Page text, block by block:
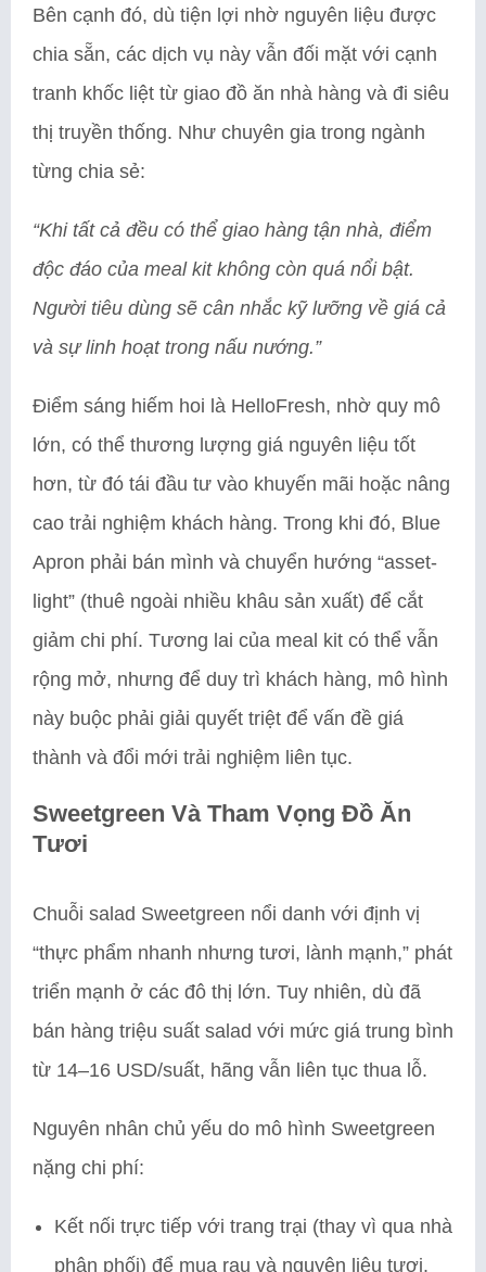
Bên cạnh đó, dù tiện lợi nhờ nguyên liệu được
chia sẵn, các dịch vụ này vẫn đối mặt với cạnh
tranh khốc liệt từ giao đồ ăn nhà hàng và đi siêu
thị truyền thống. Như chuyên gia trong ngành
từng chia sẻ:
“Khi tất cả đều có thể giao hàng tận nhà, điểm
độc đáo của meal kit không còn quá nổi bật.
Người tiêu dùng sẽ cân nhắc kỹ lưỡng về giá cả
và sự linh hoạt trong nấu nướng.”
Điểm sáng hiếm hoi là HelloFresh, nhờ quy mô
lớn, có thể thương lượng giá nguyên liệu tốt
hơn, từ đó tái đầu tư vào khuyến mãi hoặc nâng
cao trải nghiệm khách hàng. Trong khi đó, Blue
Apron phải bán mình và chuyển hướng “asset-
light” (thuê ngoài nhiều khâu sản xuất) để cắt
giảm chi phí. Tương lai của meal kit có thể vẫn
rộng mở, nhưng để duy trì khách hàng, mô hình
này buộc phải giải quyết triệt để vấn đề giá
thành và đổi mới trải nghiệm liên tục.
Sweetgreen Và Tham Vọng Đồ Ăn
Tươi
Chuỗi salad Sweetgreen nổi danh với định vị
“thực phẩm nhanh nhưng tươi, lành mạnh,” phát
triển mạnh ở các đô thị lớn. Tuy nhiên, dù đã
bán hàng triệu suất salad với mức giá trung bình
từ 14–16 USD/suất, hãng vẫn liên tục thua lỗ.
Nguyên nhân chủ yếu do mô hình Sweetgreen
nặng chi phí:
Kết nối trực tiếp với trang trại (thay vì qua nhà
phân phối) để mua rau và nguyên liệu tươi.